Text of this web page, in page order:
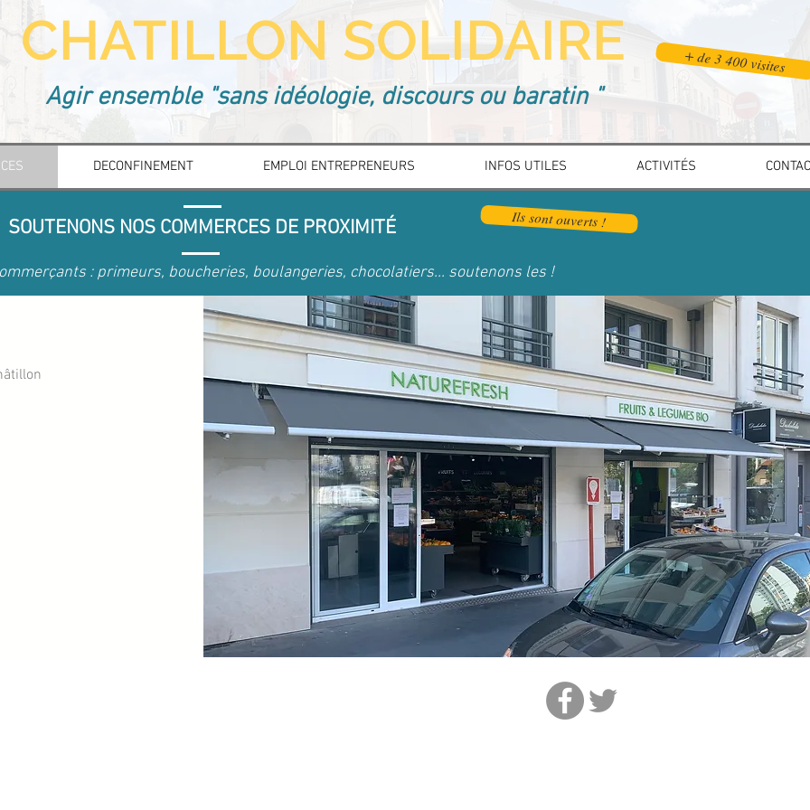
CHATILLON SOLIDAIRE
Agir ensemble "sans idéologie, discours ou baratin "
+ de 3 400 visites
DECONFINEMENT EMPLOI ENTREPRENEURS INFOS UTILES ACTIVITÉS
SOUTENONS NOS COMMERCES DE PROXIMITÉ Ils sont ouverts !
: primeurs, boucheries, boulangeries, chocolatiers... soutenons les !